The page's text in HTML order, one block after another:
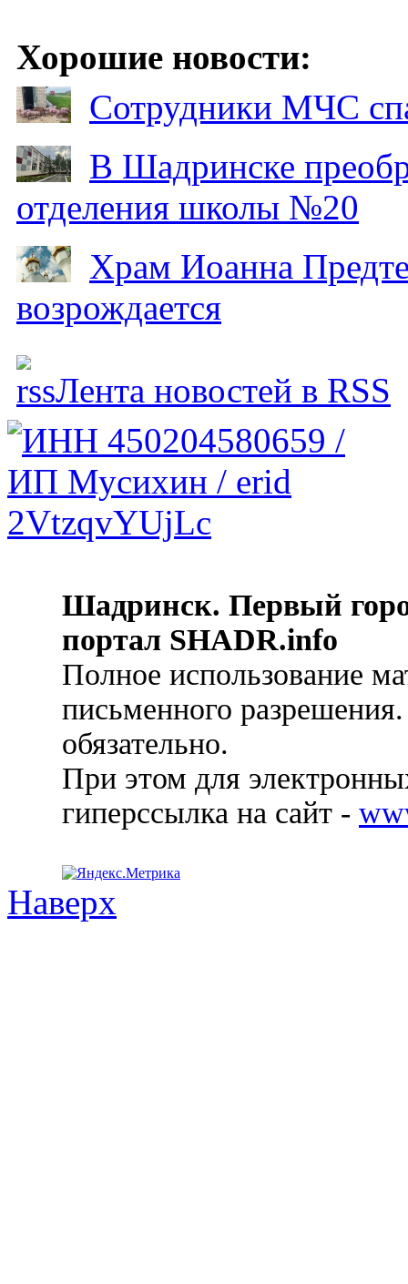
Хорошие новости:
Сотрудники МЧС
В Шадринске
отделения школы №20
Храм Иоанна
возрождается
Лента новостей в RSS
Шадринск. Первый
портал SHADR.info
Полное использование
письменного
обязательно.
При этом для
гиперссылка на сайт -
Наверх